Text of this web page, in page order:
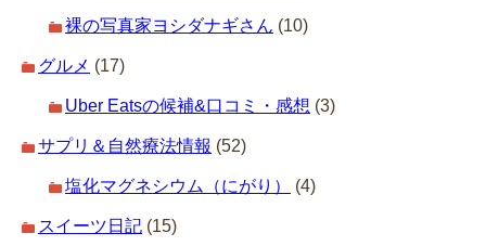
裸の写真家ヨシダナギさん (10)
グルメ (17)
Uber Eatsの候補&口コミ・感想 (3)
サプリ＆自然療法情報 (52)
塩化マグネシウム（にがり） (4)
スイーツ日記 (15)